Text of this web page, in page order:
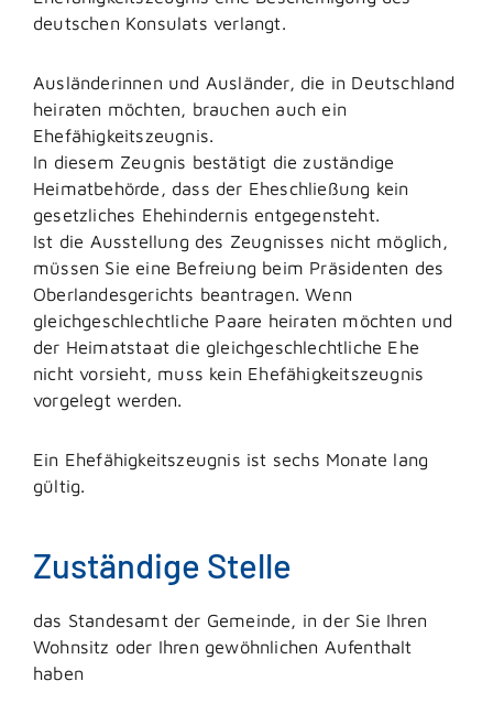
deutschen Konsulats verlangt.
Ausländerinnen und Ausländer, die in Deutschland
heiraten möchten, brauchen auch ein
Ehefähigkeitszeugnis.
In diesem Zeugnis bestätigt die zuständige
Heimatbehörde, dass der Eheschließung kein
gesetzliches Ehehindernis entgegensteht.
Ist die Ausstellung des Zeugnisses nicht möglich,
müssen Sie eine Befreiung beim Präsidenten des
Oberlandesgerichts beantragen. Wenn
gleichgeschlechtliche Paare heiraten möchten und
der Heimatstaat die gleichgeschlechtliche Ehe
nicht vorsieht, muss kein Ehefähigkeitszeugnis
vorgelegt werden.
Ein Ehefähigkeitszeugnis ist sechs Monate lang
gültig.
Zuständige Stelle
das Standesamt der Gemeinde, in der Sie Ihren
Wohnsitz oder Ihren gewöhnlichen Aufenthalt
haben